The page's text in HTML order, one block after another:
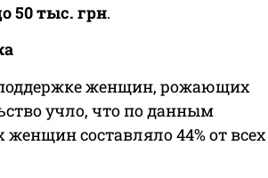
50 тыс. грн.
поддержке женщин, рожающих
учло, что по данным
составляло 44% от всех